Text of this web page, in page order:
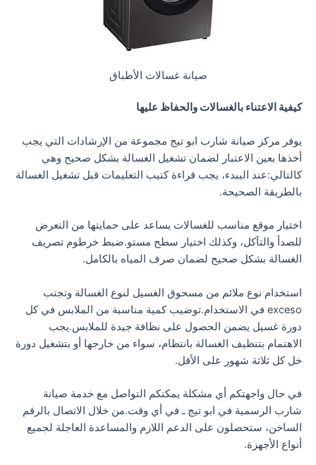
صيانة غسالات الأطباق
كيفية الاعتناء بالغسالات والحفاظ عليها
يوفر مركز صيانة شارب ابو تيج مجموعة من الإرشادات التي يجب
أخذها بعين الاعتبار لضمان تشغيل الغسالة بشكل صحيح وهي
كالتالي:عند الببدء، يجب قراءة كتيب التعليمات قبل تشغيل الغسالة
بالطريقة الصحيحة.
اختيار موقع مناسب للغسالات يساعد على حمايتها من التعرض
للصدأ والتآكل، وكذلك اختيار سطح مستو.ضبط خرطوم تصريف
الغسالة بشكل صحيح لضمان صرف المياه بالكامل.
استخدام نوع ملائم من مسحوق الغسيل لنوع الغسالة وتجنب
exceso في الاستخدام.توضيب كمية مناسبة من الملابس في كل
دورة غسيل يضمن الحصول على نظافة جيدة للملابس.يجب
الاهتمام بتنظيف الغسالة بانتظام، سواء من خارجها أو بتشغيل دورة
خل كل ثلاثة شهور على الأقل.
في حال واجهتكم أي مشكلة يمكنكم التواصل مع خدمة صيانة
شارب الرسمية في ابو تيج ـ في أي وقت.من خلال الاتصال بالرقم
الساخن، ستحصلون على الدعم اللازم والمساعدة العاجلة لجميع
أنواع الأجهزة.